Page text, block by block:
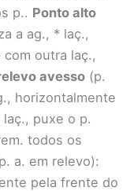
p.. Ponto alto
a ag., * laç.,
outra laç.,
avesso (p.
horizontalmente
puxe o p.
todos os
a. em relevo):
pela frente do